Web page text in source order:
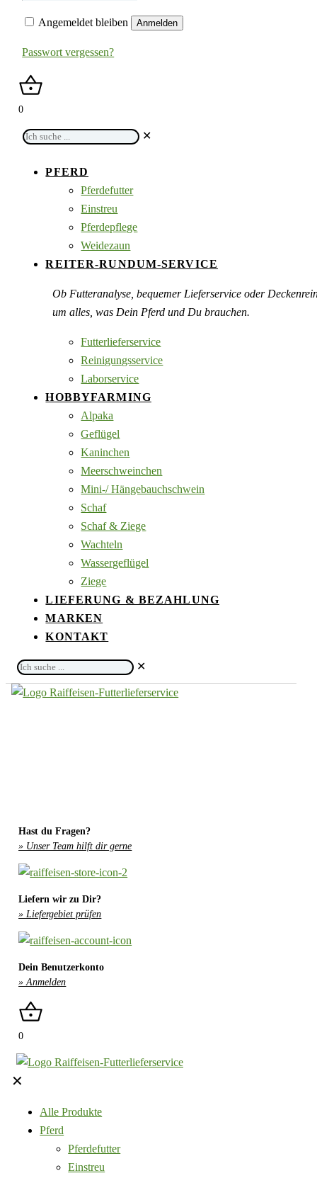
Angemeldet bleiben Anmelden
Passwort vergessen?
0
Ich
✕
PFERD
Pferdefutter
Einstreu
Pferdepflege
Weidezaun
REITER-RUNDUM-SERVICE
Ob Futteranalyse, bequemer Lieferservice oder
um alles, was Dein Pferd und Du brauchen.
Futterlieferservice
Reinigungsservice
Laborservice
HOBBYFARMING
Alpaka
Geflügel
Kaninchen
Meerschweinchen
Mini-/ Hängebauchschwein
Schaf
Schaf & Ziege
Wachteln
Wassergeflügel
Ziege
LIEFERUNG & BEZAHLUNG
MARKEN
KONTAKT
Ich
suche
✕
Hast du Fragen?
» Unser Team hilft dir gerne
Liefern wir zu Dir?
» Liefergebiet prüfen
Dein Benutzerkonto
» Anmelden
0
✕
Alle Produkte
Pferd
Pferdefutter
Einstreu